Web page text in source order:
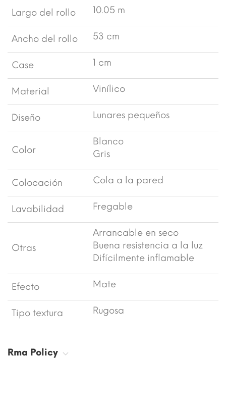
Largo del rollo 10.05 m
Ancho del rollo 53 cm
Case 1 cm
Material Vinílico
Diseño Lunares pequeños
Color
Blanco
Gris
Colocación Cola a la pared
Lavabilidad Fregable
Otras
Arrancable en seco
Buena resistencia a la luz
Difícilmente inflamable
Efecto Mate
Tipo textura Rugosa
Rma Policy